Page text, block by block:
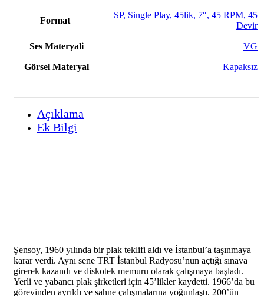
Format
SP, Single Play, 45lik, 7″, 45 RPM, 45
Devir
Ses Materyali VG
Görsel Materyal Kapaksız
Açıklama
Ek Bilgi
Şensoy, 1960 yılında bir plak teklifi aldı ve İstanbul’a taşınmaya
karar verdi. Aynı sene TRT İstanbul Radyosu’nun açtığı sınava
girerek kazandı ve diskotek memuru olarak çalışmaya başladı.
Yerli ve yabancı plak şirketleri için 45’likler kaydetti. 1966’da bu
görevinden ayrıldı ve sahne çalışmalarına yoğunlaştı. 200’ün